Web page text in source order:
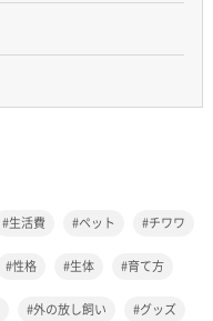
生活費 ペット チワワ
性格 生体 育て方
外の放し飼い グッズ